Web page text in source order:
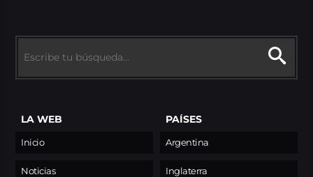
LA WEB
Inicio
Noticias
PAÍSES
Argentina
Inglaterra